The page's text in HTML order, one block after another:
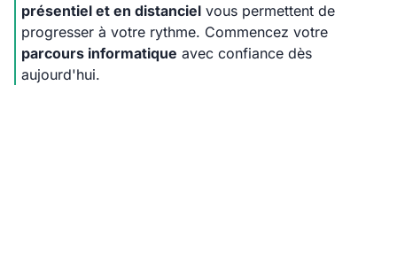
présentiel et en distanciel vous permettent de
progresser à votre rythme. Commencez votre
parcours informatique avec confiance dès
aujourd'hui.